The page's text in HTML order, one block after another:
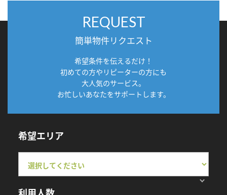
REQUEST
簡単物件リクエスト
希望条件を伝えるだけ！
初めての方やリピーターの方にも
大人気のサービス。
お忙しいあなたをサポートします。
希望エリア